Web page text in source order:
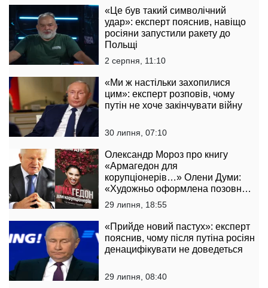
«Це був такий символічний
удар»: експерт пояснив, навіщо
росіяни запустили ракету до
Польщі
2 серпня, 11:10
«Ми ж настільки захопилися
цим»: експерт розповів, чому
путін не хоче закінчувати війну
30 липня, 07:10
Олександр Мороз про книгу
«Армагедон для
корупціонерів…» Олени Думи:
«Художньо оформлена позовна
заява до державної влади»
29 липня, 18:55
«Прийде новий пастух»: експерт
пояснив, чому після путіна росіян
денацифікувати не доведеться
29 липня, 08:40